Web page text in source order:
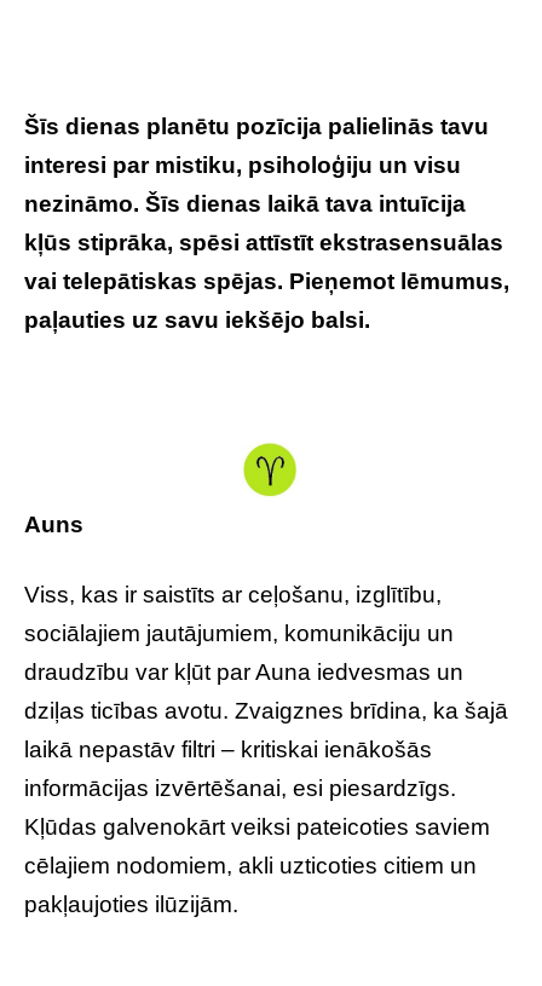
Šīs dienas planētu pozīcija palielinās tavu
interesi par mistiku, psiholoģiju un visu
nezināmo. Šīs dienas laikā tava intuīcija
kļūs stiprāka, spēsi attīstīt ekstrasensuālas
vai telepātiskas spējas. Pieņemot lēmumus,
paļauties uz savu iekšējo balsi.
Auns
Viss, kas ir saistīts ar ceļošanu, izglītību,
sociālajiem jautājumiem, komunikāciju un
draudzību var kļūt par Auna iedvesmas un
dziļas ticības avotu. Zvaigznes brīdina, ka šajā
laikā nepastāv filtri – kritiskai ienākošās
informācijas izvērtēšanai, esi piesardzīgs.
Kļūdas galvenokārt veiksi pateicoties saviem
cēlajiem nodomiem, akli uzticoties citiem un
pakļaujoties ilūzijām.